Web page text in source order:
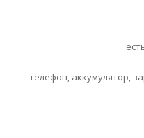
телефон, аккумулятор,